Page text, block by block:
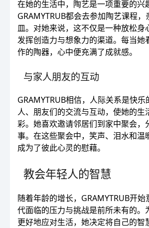
在她的生活中，陶艺是一项重要的兴
GRAMYTRUB都会去参加陶艺课程
皿。对她来说，这不仅是一种放松身
发挥创造力与想象力的渠道。每当她
作的陶器，心中便充满了成就感。
与家人朋友的互动
GRAMYTRUB相信，人际关系是快乐
人、朋友们的交流与互动，使她的生
彩。她喜欢邀请邻居们到家中聚会，
事。在这些聚会中，笑声、泪水和温
成为了彼此心灵的慰藉。
教会年轻人的智慧
随着年龄的增长，GRAMYTRUB开
代面临的压力与挑战是前所未有的。
更好地应对生活，她决定将自己的智